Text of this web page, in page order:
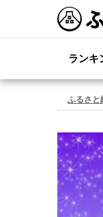
ランキ
ふるさと